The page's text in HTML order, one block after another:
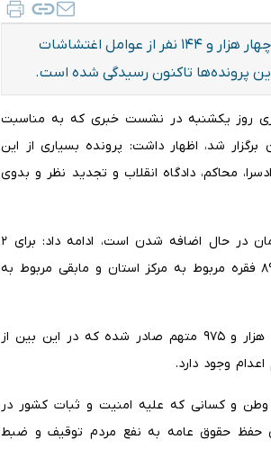
رییس کل دادگستری اصفهان از تشکیل پرونده قضایی برای چهار هزار و ۱۴۴ نفر از عوامل اغتشاشات
روز یکشنبه در نشست خبری که به مناسبت
شد، اظهار داشت: پرونده بسیاری از این
محاکم، دادگاه انقلاب و تجدید نظر و بدوی
وی با بیان اینکه تعداد این پرونده‌ها با توجه به اعتراف متهمان در حال اضافه شدن است، ادامه داد: برای ۲
هزار و ۸۹۹ فقره از این پرونده‌ها کیفرخواست صادر شده که ۸۹۰ فقره مربوط به مرکز استان و مابقی مربوط به
رییس کل دادگستری اصفهان تصریح کرد: احکام قطعی برای یک هزار و ۹۷۵ متهم صادر شده که در این بین از
اموال ۱۰۰ نفر از خائنین به وطن و کسانی که علیه امنیت و ثبات کشور در
حفظ حقوق عامه به نفع مردم توقیف و ضبط